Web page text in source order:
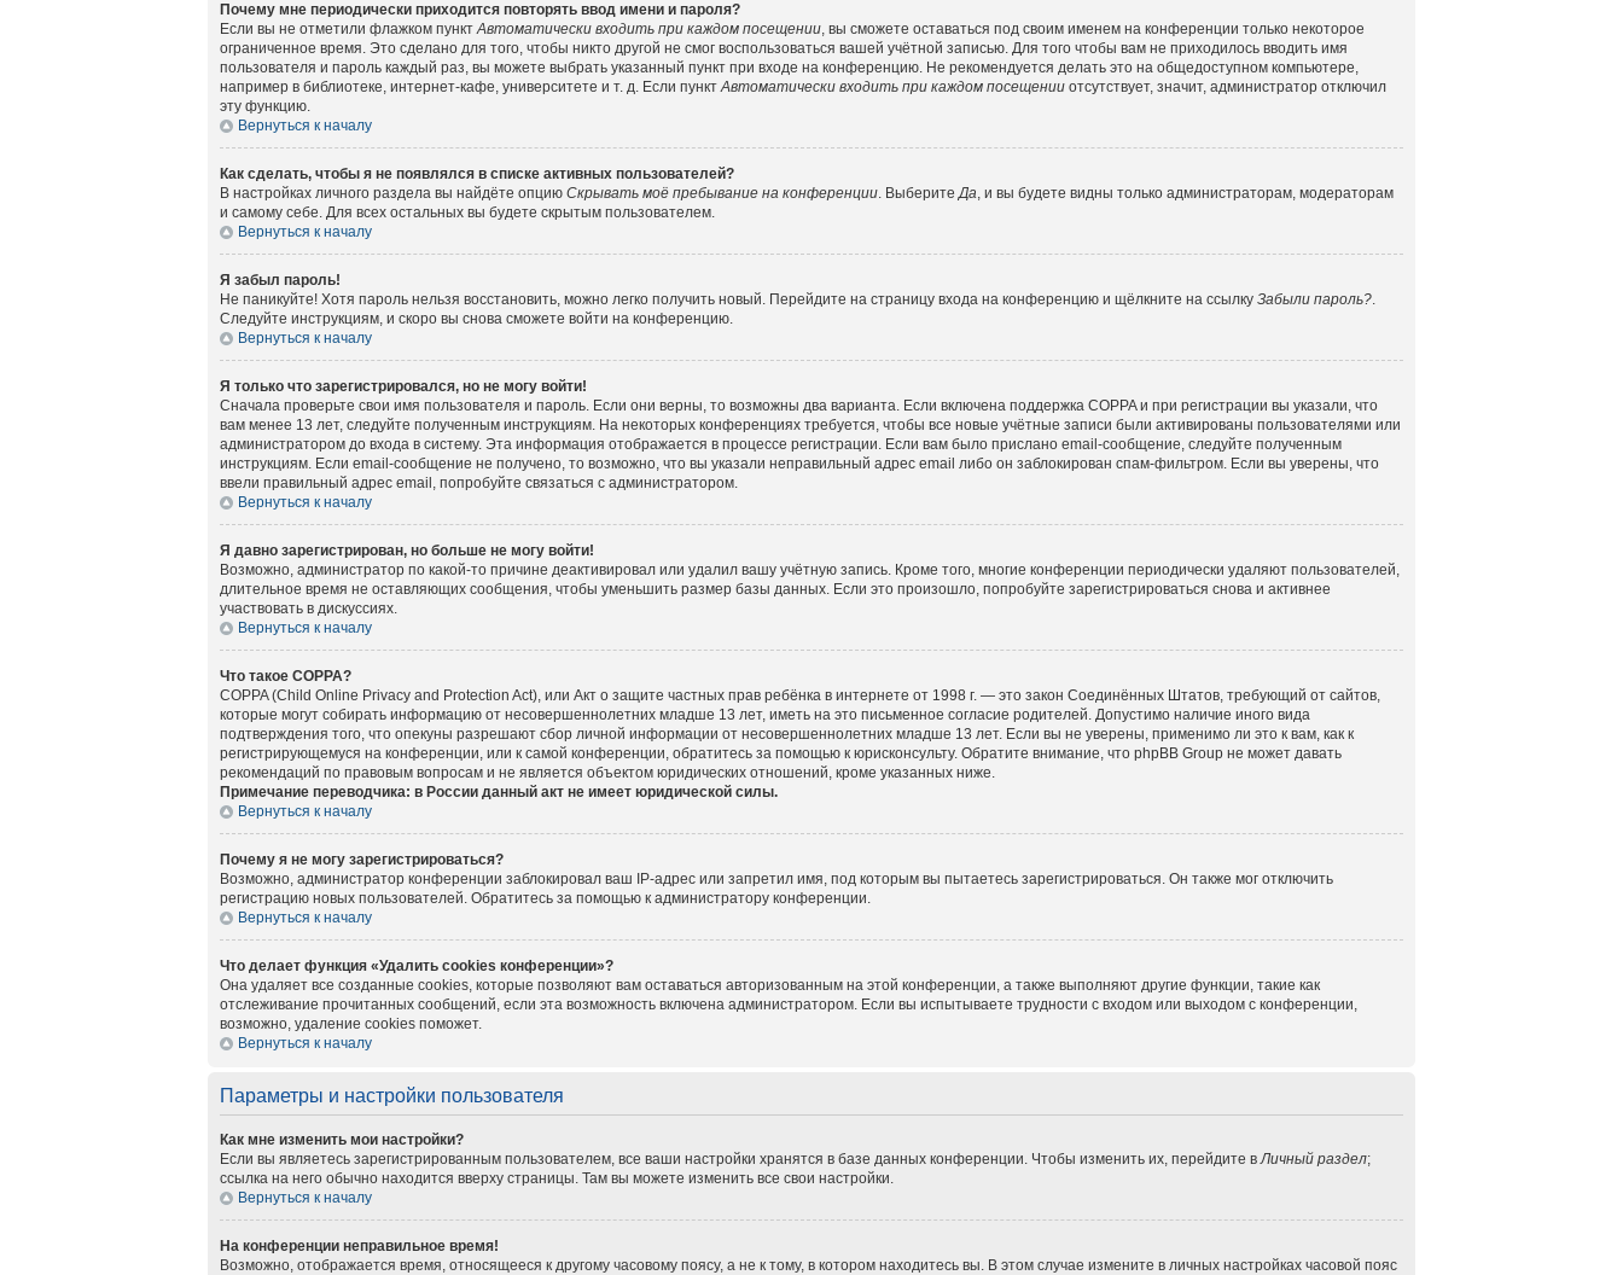
Почему мне периодически приходится повторять ввод имени и пароля?
Если вы не отметили флажком пунктАвтоматически входить при каждом посещении, вы сможете оставаться под своим именем на конференции только некоторое
ограниченное время. Это сделано для того, чтобы никто другой не смог воспользоваться вашей учётной записью. Для того чтобы вам не приходилось вводить имя
пользователя и пароль каждый раз, вы можете выбрать указанный пункт при входе на конференцию. Не рекомендуется делать это на общедоступном компьютере,
например в библиотеке, интернет-кафе, университете и т. д. Если пунктАвтоматически входить при каждом посещении отсутствует, значит, администратор отключил
эту функцию.
Вернуться к началу
Как сделать, чтобы я не появлялся в списке активных пользователей?
В настройках личного раздела вы найдёте опцию Скрывать моё пребывание на конференции. ВыберитеДа, и вы будете видны только администраторам, модераторам
и самому себе. Для всех остальных вы будете скрытым пользователем.
Вернуться к началу
Я забыл пароль!
Не паникуйте! Хотя пароль нельзя восстановить, можно легко получить новый. Перейдите на страницу входа на конференцию и щёлкните на ссылку Забыли пароль?.
Следуйте инструкциям, и скоро вы снова сможете войти на конференцию.
Вернуться к началу
Я только что зарегистрировался, но не могу войти!
Сначала проверьте свои имя пользователя и пароль. Если они верны, то возможны два варианта. Если включена поддержка COPPA и при регистрации вы указали, что
вам менее 13 лет, следуйте полученным инструкциям. На некоторых конференциях требуется, чтобы все новые учётные записи были активированы пользователями или
администратором до входа в систему. Эта информация отображается в процессе регистрации. Если вам было прислано email-сообщение, следуйте полученным
инструкциям. Если email-сообщение не получено, то возможно, что вы указали неправильный адрес email либо он заблокирован спам-фильтром. Если вы уверены, что
ввели правильный адрес email, попробуйте связаться с администратором.
Вернуться к началу
Я давно зарегистрирован, но больше не могу войти!
Возможно, администратор по какой-то причине деактивировал или удалил вашу учётную запись. Кроме того, многие конференции периодически удаляют пользователей,
длительное время не оставляющих сообщения, чтобы уменьшить размер базы данных. Если это произошло, попробуйте зарегистрироваться снова и активнее
участвовать в дискуссиях.
Вернуться к началу
Что такое COPPA?
COPPA (Child Online Privacy and Protection Act), или Акт о защите частных прав ребёнка в интернете от 1998 г. — это закон Соединённых Штатов, требующий от сайтов,
которые могут собирать информацию от несовершеннолетних младше 13 лет, иметь на это письменное согласие родителей. Допустимо наличие иного вида
подтверждения того, что опекуны разрешают сбор личной информации от несовершеннолетних младше 13 лет. Если вы не уверены, применимо ли это к вам, как к
регистрирующемуся на конференции, или к самой конференции, обратитесь за помощью к юрисконсульту. Обратите внимание, что phpBB Group не может давать
рекомендаций по правовым вопросам и не является объектом юридических отношений, кроме указанных ниже.
Примечание переводчика: в России данный акт не имеет юридической силы.
Вернуться к началу
Почему я не могу зарегистрироваться?
Возможно, администратор конференции заблокировал ваш IP-адрес или запретил имя, под которым вы пытаетесь зарегистрироваться. Он также мог отключить
регистрацию новых пользователей. Обратитесь за помощью к администратору конференции.
Вернуться к началу
Что делает функция «Удалить cookies конференции»?
Она удаляет все созданные cookies, которые позволяют вам оставаться авторизованным на этой конференции, а также выполняют другие функции, такие как
отслеживание прочитанных сообщений, если эта возможность включена администратором. Если вы испытываете трудности с входом или выходом с конференции,
возможно, удаление cookies поможет.
Вернуться к началу
Параметры и настройки пользователя
Как мне изменить мои настройки?
Если вы являетесь зарегистрированным пользователем, все ваши настройки хранятся в базе данных конференции. Чтобы изменить их, перейдите вЛичный раздел;
ссылка на него обычно находится вверху страницы. Там вы можете изменить все свои настройки.
Вернуться к началу
На конференции неправильное время!
Возможно, отображается время, относящееся к другому часовому поясу, а не к тому, в котором находитесь вы. В этом случае измените в личных настройках часовой пояс